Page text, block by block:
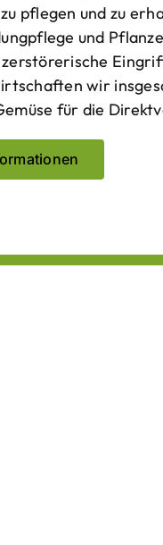
pflegen und zu
und
wir
für die